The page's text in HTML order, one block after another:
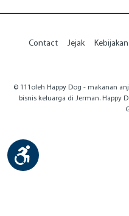
Contact Jejak
© 111oleh Happy Dog - makanan
bisnis keluarga di Jerman. Happy
Show toolbar